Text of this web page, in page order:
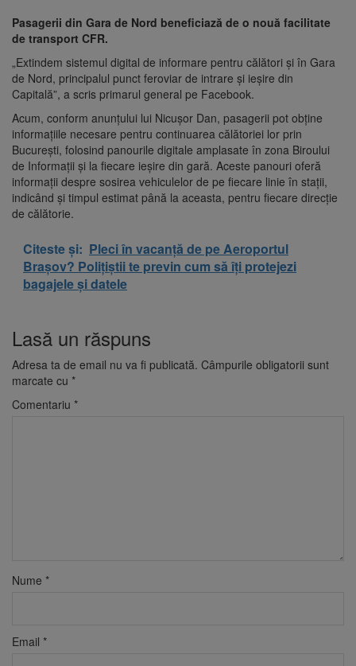
Pasagerii din Gara de Nord beneficiază de o nouă facilitate
de transport CFR.
„Extindem sistemul digital de informare pentru călători și în Gara
de Nord, principalul punct feroviar de intrare și ieșire din
Capitală”, a scris primarul general pe Facebook.
Acum, conform anunțului lui Nicușor Dan, pasagerii pot obține
informațiile necesare pentru continuarea călătoriei lor prin
București, folosind panourile digitale amplasate în zona Biroului
de Informații și la fiecare ieșire din gară. Aceste panouri oferă
informații despre sosirea vehiculelor de pe fiecare linie în stații,
indicând și timpul estimat până la aceasta, pentru fiecare direcție
de călătorie.
Citeste și: Pleci în vacanță de pe Aeroportul
Brașov? Polițiștii te previn cum să îți protejezi
bagajele și datele
Lasă un răspuns
Adresa ta de email nu va fi publicată. Câmpurile obligatorii sunt
marcate cu *
Comentariu *
Nume *
Email *